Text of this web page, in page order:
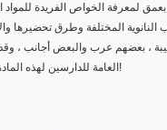
الخواص الفريدة للمواد
المختلفة وطرق تحضيرها
، بعضهم عرب والبعض أجانب
العامة للدارسين لهذه المادة العلمية ، حقاً من يمتلك أسرار هذا العلم ، سوف يتحكم بالعالم!